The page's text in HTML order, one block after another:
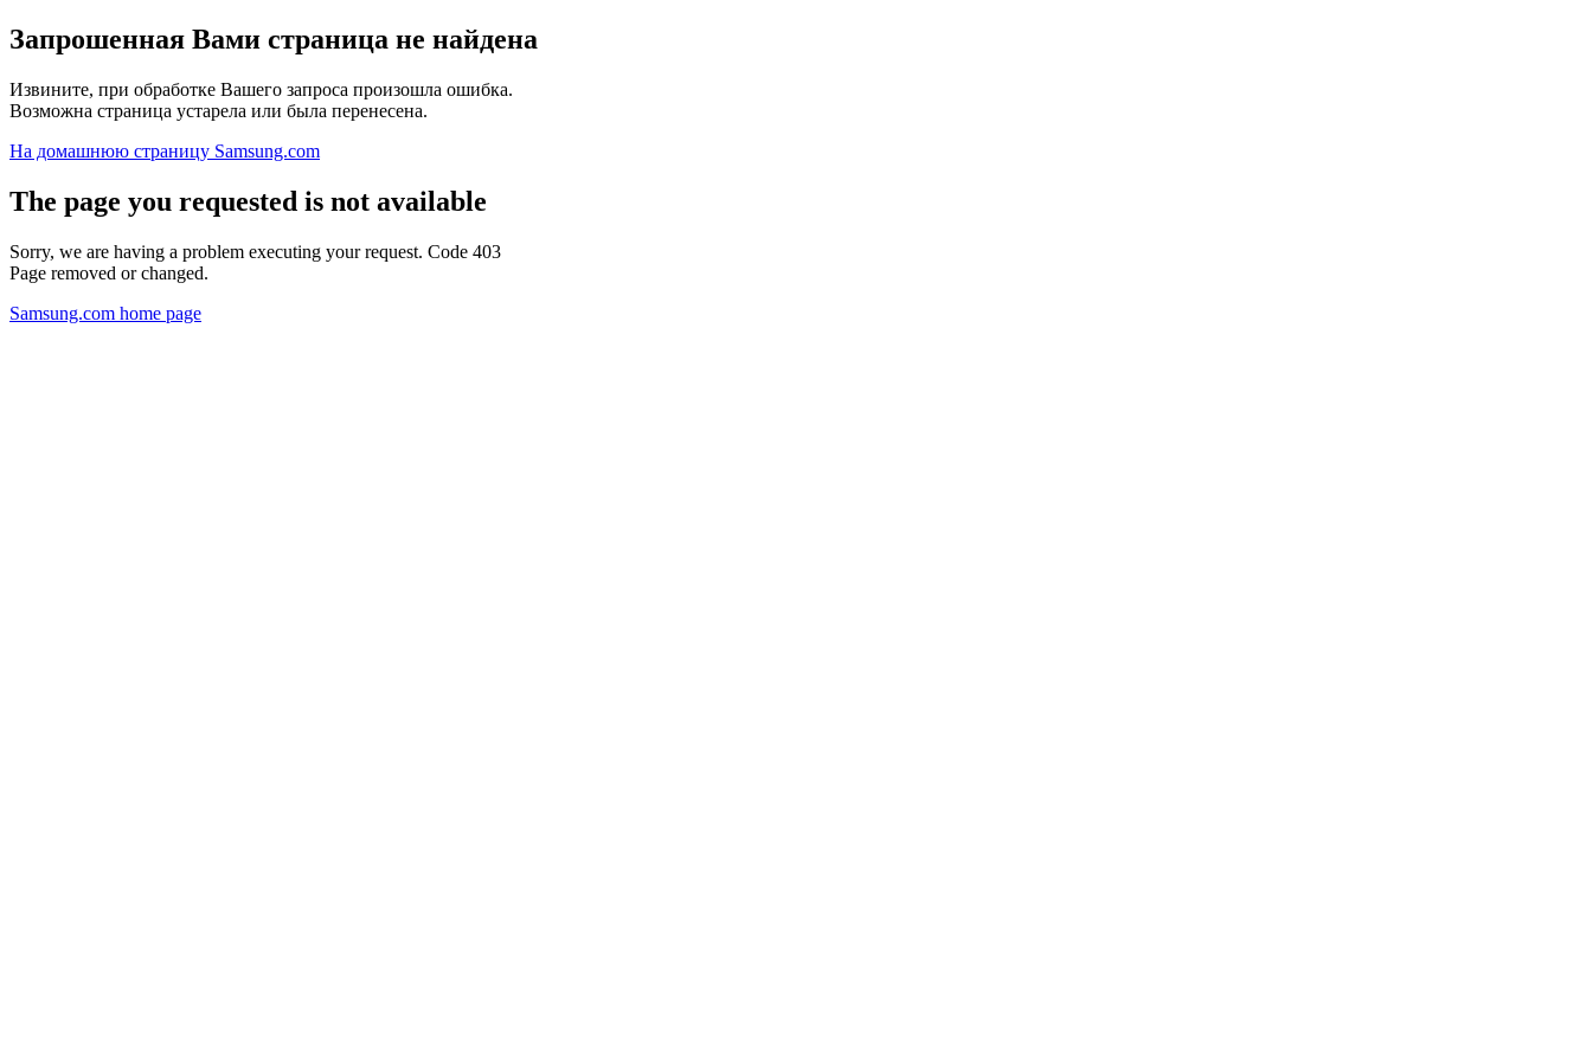
Запрошенная Вами страница не найдена
Извините, при обработке Вашего запроса произошла ошибка.
Возможна страница устарела или была перенесена.
На домашнюю страницу Samsung.com
The page you requested is not available
Sorry, we are having a problem executing your request. Code 403
Page removed or changed.
Samsung.com home page